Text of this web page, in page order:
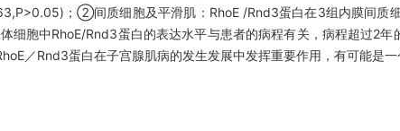
；②间质细胞及平滑肌：RhoE /Rnd3蛋白在3组内膜间质
胞中RhoE/Rnd3蛋白的表达水平与患者的病程有关，病程超过2年
／Rnd3蛋白在子宫腺肌病的发生发展中发挥重要作用，有可能是一